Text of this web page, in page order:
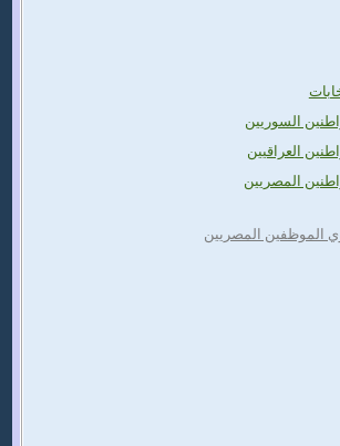
السوريين
العراقيين
المصريين
الموظفين المصريين